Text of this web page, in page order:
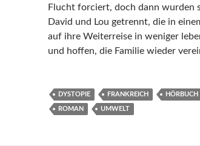
Flucht forciert, doch dann wurden
David und Lou getrennt, die in
auf ihre Weiterreise in weniger
und hoffen, die Familie wieder
DYSTOPIE FRANKREICH HÖRBUCH
ROMAN UMWELT